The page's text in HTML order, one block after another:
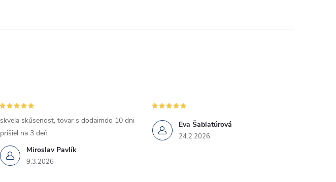
Miroslav Pavlík
9.3.2026
skvela skúsenosť, tovar s dodaimdo 10 dni
prišiel na 3 deň
Eva Šablatúrová
24.2.2026